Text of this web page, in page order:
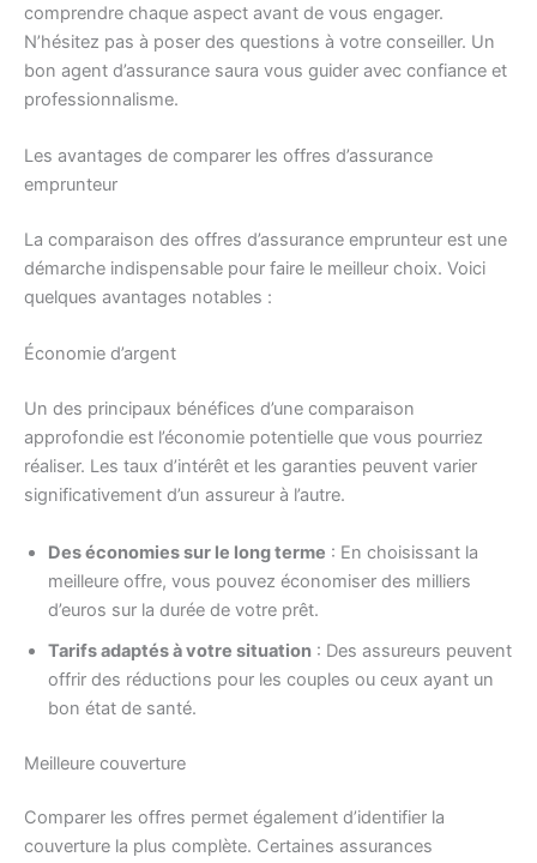
comprendre chaque aspect avant de vous engager.
N’hésitez pas à poser des questions à votre conseiller. Un
bon agent d’assurance saura vous guider avec confiance et
professionnalisme.
Les avantages de comparer les offres d’assurance
emprunteur
La comparaison des offres d’assurance emprunteur est une
démarche indispensable pour faire le meilleur choix. Voici
quelques avantages notables :
Économie d’argent
Un des principaux bénéfices d’une comparaison
approfondie est l’économie potentielle que vous pourriez
réaliser. Les taux d’intérêt et les garanties peuvent varier
significativement d’un assureur à l’autre.
Des économies sur le long terme : En choisissant la
meilleure offre, vous pouvez économiser des milliers
d’euros sur la durée de votre prêt.
Tarifs adaptés à votre situation : Des assureurs peuvent
offrir des réductions pour les couples ou ceux ayant un
bon état de santé.
Meilleure couverture
Comparer les offres permet également d’identifier la
couverture la plus complète. Certaines assurances